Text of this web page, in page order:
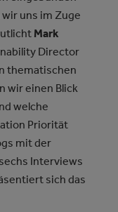
uns im Zuge
Mark
Director
thematischen
wir einen Blick
welche
Priorität
mit der
Interviews
sich das